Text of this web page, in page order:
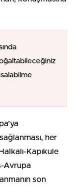
her
Kapıkule
Avrupa
son